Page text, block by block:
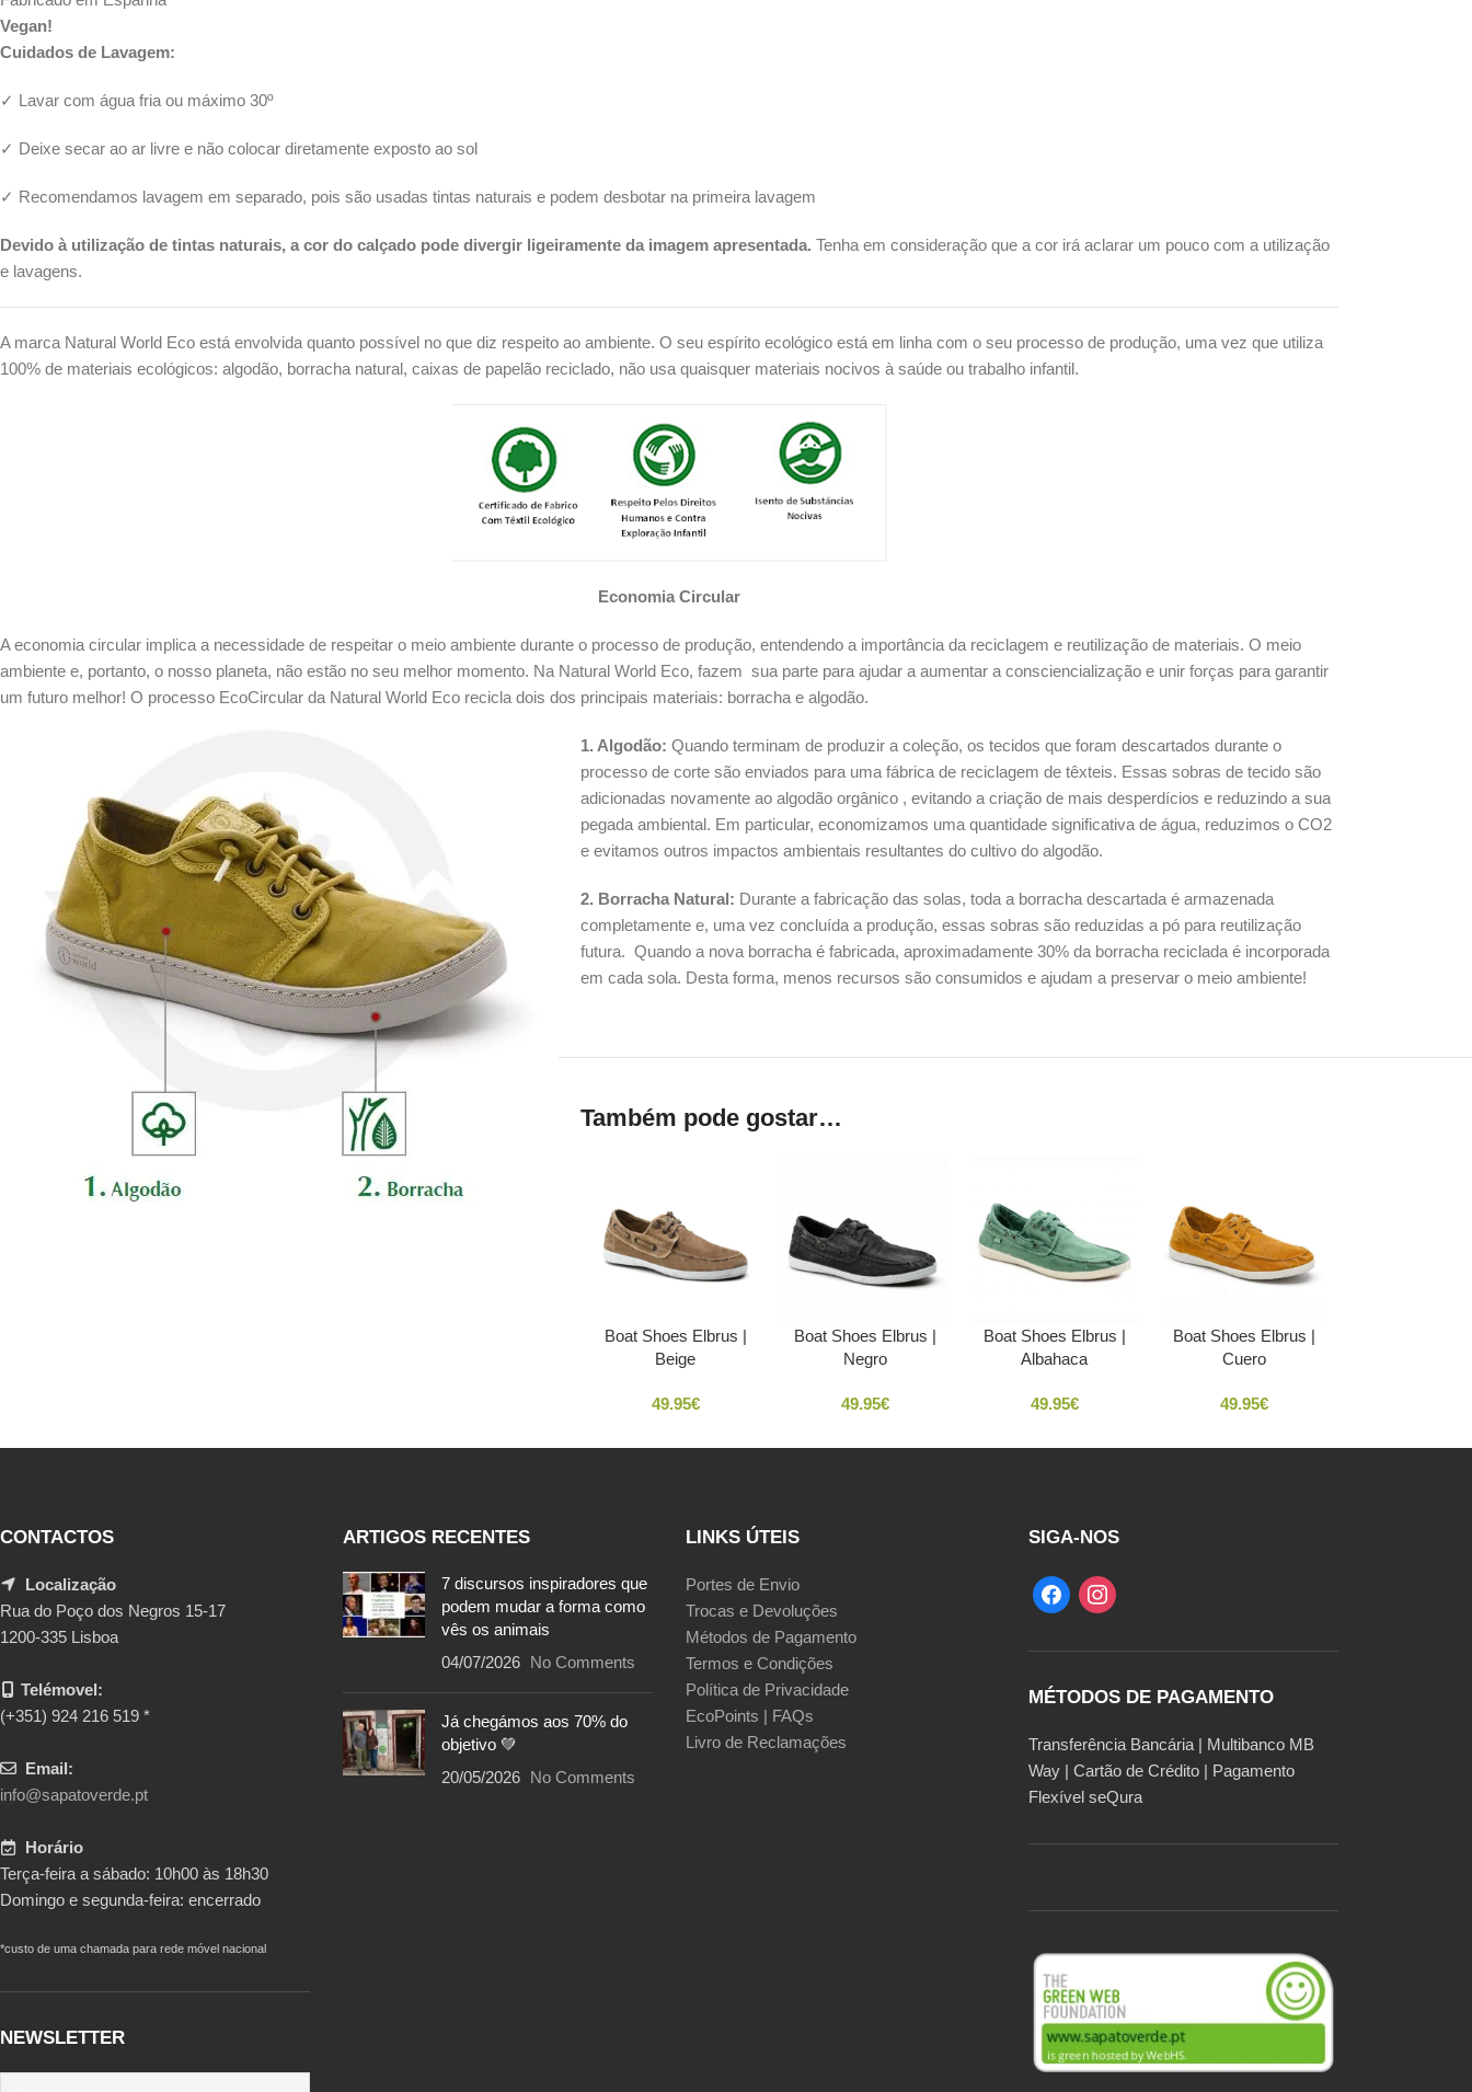
Vegan!
Cuidados de Lavagem:
✓ Lavar com água fria ou máximo 30º
✓ Deixe secar ao ar livre e não colocar diretamente exposto ao sol
✓ Recomendamos lavagem em separado, pois são usadas tintas naturais e podem desbotar na primeira lavagem
Devido à utilização de tintas naturais, a cor do calçado pode divergir ligeiramente da imagem apresentada. Tenha em consideração que a cor irá aclarar um pouco com a utilização
e lavagens.
A marca Natural World Eco está envolvida quanto possível no que diz respeito ao ambiente. O seu espírito ecológico está em linha com o seu processo de produção, uma vez que utiliza
100% de materiais ecológicos: algodão, borracha natural, caixas de papelão reciclado, não usa quaisquer materiais nocivos à saúde ou trabalho infantil.
Economia Circular
A economia circular implica a necessidade de respeitar o meio ambiente durante o processo de produção, entendendo a importância da reciclagem e reutilização de materiais. O meio
ambiente e, portanto, o nosso planeta, não estão no seu melhor momento. Na Natural World Eco, fazem sua parte para ajudar a aumentar a consciencialização e unir forças para garantir
um futuro melhor! O processo EcoCircular da Natural World Eco recicla dois dos principais materiais: borracha e algodão.
1. Algodão: Quando terminam de produzir a coleção, os tecidos que foram descartados durante o
processo de corte são enviados para uma fábrica de reciclagem de têxteis. Essas sobras de tecido são
adicionadas novamente ao algodão orgânico , evitando a criação de mais desperdícios e reduzindo a sua
pegada ambiental. Em particular, economizamos uma quantidade significativa de água, reduzimos o CO2
e evitamos outros impactos ambientais resultantes do cultivo do algodão.
2. Borracha Natural: Durante a fabricação das solas, toda a borracha descartada é armazenada
completamente e, uma vez concluída a produção, essas sobras são reduzidas a pó para reutilização
futura. Quando a nova borracha é fabricada, aproximadamente 30% da borracha reciclada é incorporada
em cada sola. Desta forma, menos recursos são consumidos e ajudam a preservar o meio ambiente!
Também pode gostar…
Boat Shoes Elbrus |
Beige
49.95€
Boat Shoes Elbrus |
Negro
49.95€
Boat Shoes Elbrus |
Albahaca
49.95€
Boat Shoes Elbrus |
Cuero
49.95€
CONTACTOS
Localização
Rua do Poço dos Negros 15-17
1200-335 Lisboa
Telémovel:
(+351) 924 216 519 *
Email:
info@sapatoverde.pt
Horário
Terça-feira a sábado: 10h00 às 18h30
Domingo e segunda-feira: encerrado
*custo de uma chamada para rede móvel nacional
NEWSLETTER
ARTIGOS RECENTES
7 discursos inspiradores que
podem mudar a forma como
vês os animais
04/07/2026 No Comments
Já chegámos aos 70% do
objetivo 💚
20/05/2026 No Comments
LINKS ÚTEIS
Portes de Envio
Trocas e Devoluções
Métodos de Pagamento
Termos e Condições
Política de Privacidade
EcoPoints | FAQs
Livro de Reclamações
SIGA-NOS
MÉTODOS DE PAGAMENTO
Transferência Bancária | Multibanco MB
Way | Cartão de Crédito | Pagamento
Flexível seQura